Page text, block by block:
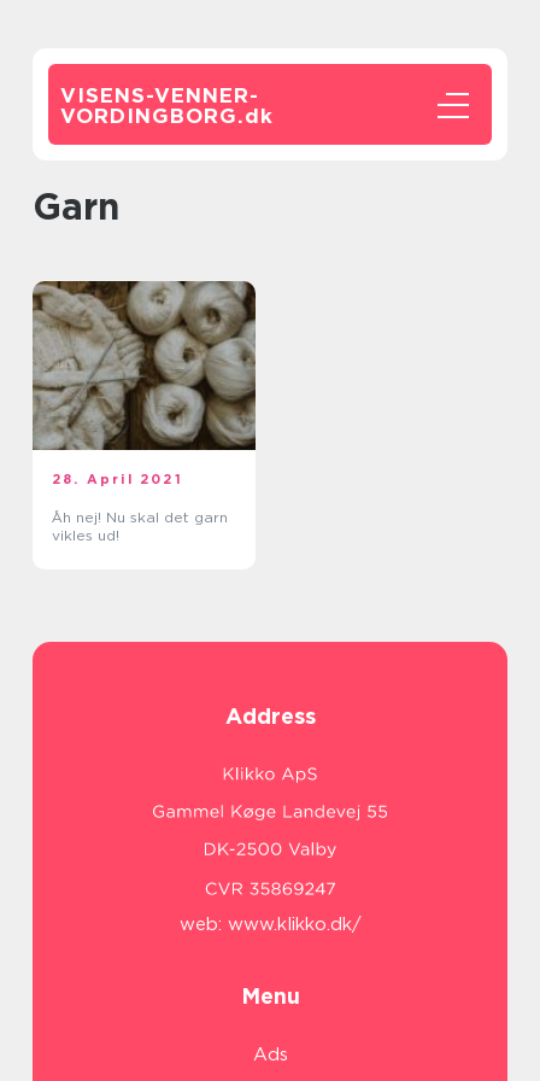
VISENS-VENNER-
VORDINGBORG.dk
garn
28. April 2021
Åh nej! Nu skal det garn
vikles ud!
Address
web: www.klikko.dk/
Menu
Ads